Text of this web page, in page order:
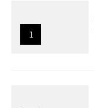
1